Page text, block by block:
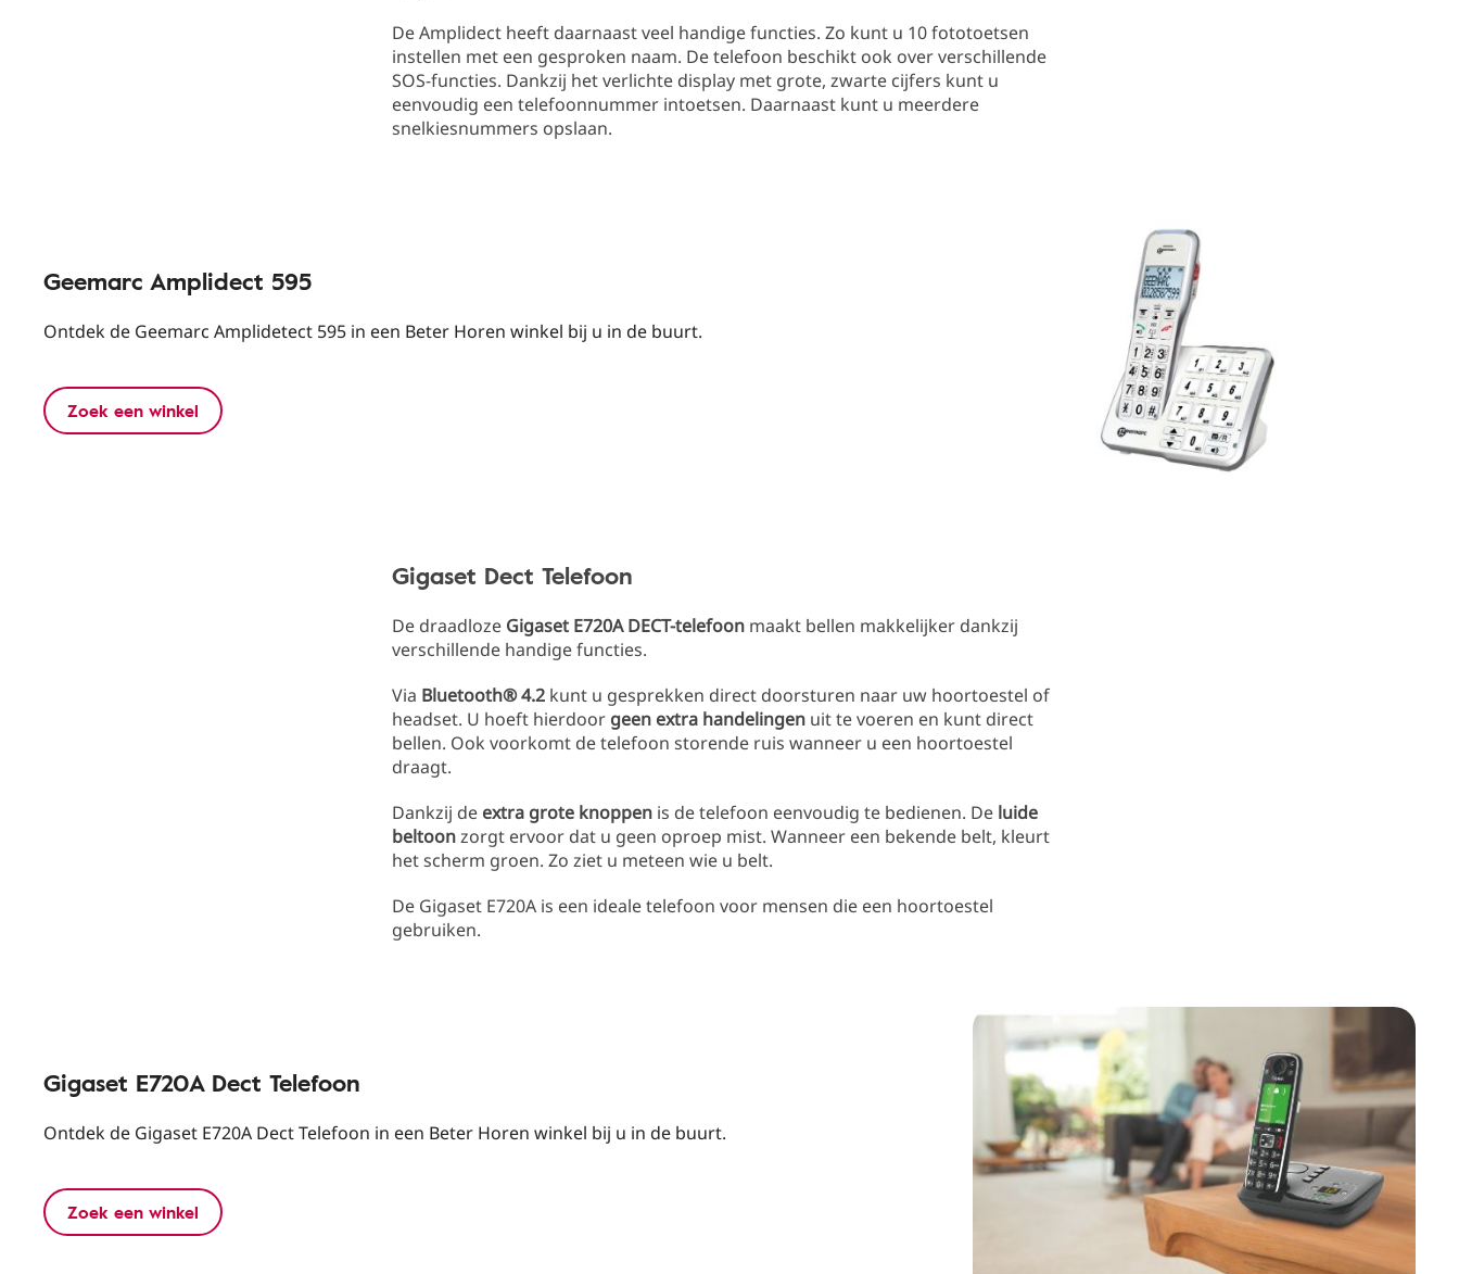
De Amplidect heeft daarnaast veel handige functies. Zo kunt u 10 fototoetsen
instellen met een gesproken naam. De telefoon beschikt ook over verschillende
SOS-functies. Dankzij het verlichte display met grote, zwarte cijfers kunt u
eenvoudig een telefoonnummer intoetsen. Daarnaast kunt u meerdere
snelkiesnummers opslaan.
Geemarc Amplidect 595
Ontdek de Geemarc Amplidetect 595 in een Beter Horen winkel bij u in de buurt.
Zoek een winkel
Gigaset Dect Telefoon
De draadloze Gigaset E720A DECT-telefoon maakt bellen makkelijker dankzij
verschillende handige functies.
Via Bluetooth® 4.2 kunt u gesprekken direct doorsturen naar uw hoortoestel of
headset. U hoeft hierdoor geen extra handelingen uit te voeren en kunt direct
bellen. Ook voorkomt de telefoon storende ruis wanneer u een hoortoestel
draagt.
Dankzij de extra grote knoppen is de telefoon eenvoudig te bedienen. De luide
beltoonzorgt ervoor dat u geen oproep mist. Wanneer een bekende belt, kleurt
het scherm groen. Zo ziet u meteen wie u belt.
De Gigaset E720A is een ideale telefoon voor mensen die een hoortoestel
gebruiken.
Gigaset E720A Dect Telefoon
Ontdek de Gigaset E720A Dect Telefoon in een Beter Horen winkel bij u in de buurt.
Zoek een winkel